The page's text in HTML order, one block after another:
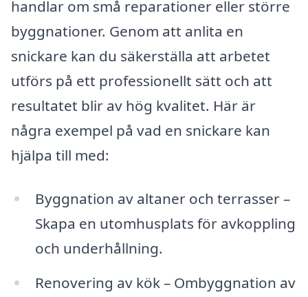
handlar om små reparationer eller större
byggnationer. Genom att anlita en
snickare kan du säkerställa att arbetet
utförs på ett professionellt sätt och att
resultatet blir av hög kvalitet. Här är
några exempel på vad en snickare kan
hjälpa till med:
Byggnation av altaner och terrasser –
Skapa en utomhusplats för avkoppling
och underhållning.
Renovering av kök – Ombyggnation av